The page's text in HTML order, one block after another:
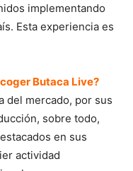
implementando
Esta experiencia es
Butaca Live?
del mercado, por sus
sobre todo,
en sus
actividad